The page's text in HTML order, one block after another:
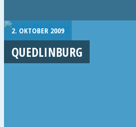
2. OKTOBER 2009
QUEDLINBURG